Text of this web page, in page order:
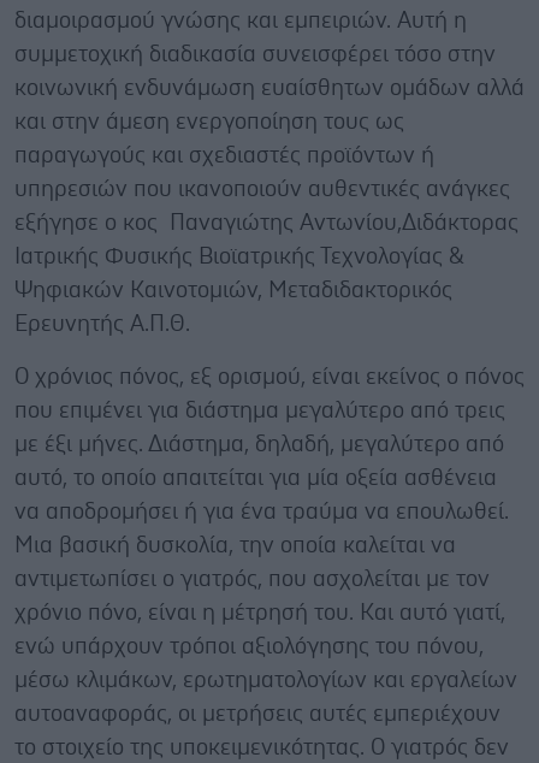
διαμοιρασμού γνώσης και εμπειριών. Αυτή η
συμμετοχική διαδικασία συνεισφέρει τόσο στην
κοινωνική ενδυνάμωση ευαίσθητων ομάδων αλλά
και στην άμεση ενεργοποίηση τους ως
παραγωγούς και σχεδιαστές προϊόντων ή
υπηρεσιών που ικανοποιούν αυθεντικές ανάγκες
εξήγησε ο κος Παναγιώτης Αντωνίου,Διδάκτορας
Ιατρικής Φυσικής Βιοϊατρικής Τεχνολογίας &
Ψηφιακών Καινοτομιών, Μεταδιδακτορικός
Ερευνητής Α.Π.Θ.
Ο χρόνιος πόνος, εξ ορισμού, είναι εκείνος ο πόνος
που επιμένει για διάστημα μεγαλύτερο από τρεις
με έξι μήνες. Διάστημα, δηλαδή, μεγαλύτερο από
αυτό, το οποίο απαιτείται για μία οξεία ασθένεια
να αποδρομήσει ή για ένα τραύμα να επουλωθεί.
Μια βασική δυσκολία, την οποία καλείται να
αντιμετωπίσει ο γιατρός, που ασχολείται με τον
χρόνιο πόνο, είναι η μέτρησή του. Και αυτό γιατί,
ενώ υπάρχουν τρόποι αξιολόγησης του πόνου,
μέσω κλιμάκων, ερωτηματολογίων και εργαλείων
αυτοαναφοράς, οι μετρήσεις αυτές εμπεριέχουν
το στοιχείο της υποκειμενικότητας. Ο γιατρός δεν